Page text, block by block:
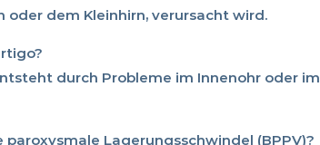
oder dem Kleinhirn, verursacht wird.
durch Probleme im Innenohr oder im
Lagerungsschwindel (BPPV)?